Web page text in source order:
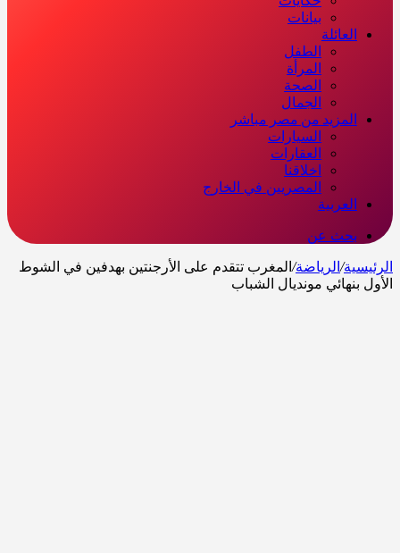
بيانات
العائلة
الطفل
المرأة
الصحة
الجمال
المزيد من مصر مباشر
السيارات
العقارات
اخلاقنا
المصريين في الخارج
العربية
بحث عن
الرئيسية/ الرياضة/ المغرب تتقدم على الأرجنتين بهدفين في الشوط
الأول بنهائي مونديال الشباب